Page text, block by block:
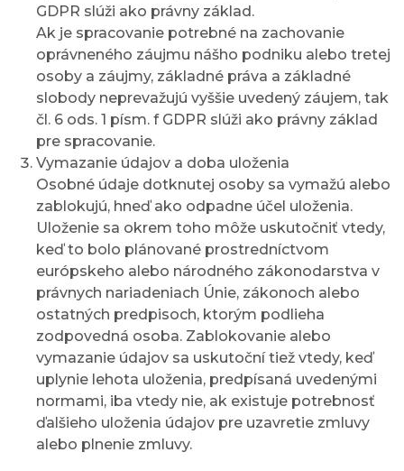
GDPR slúži ako právny základ.
Ak je spracovanie potrebné na zachovanie
oprávneného záujmu nášho podniku alebo tretej
osoby a záujmy, základné práva a základné
slobody neprevažujú vyššie uvedený záujem, tak
čl. 6 ods. 1 písm. f GDPR slúži ako právny základ
pre spracovanie.
Vymazanie údajov a doba uloženia
Osobné údaje dotknutej osoby sa vymažú alebo
zablokujú, hneď ako odpadne účel uloženia.
Uloženie sa okrem toho môže uskutočniť vtedy,
keď to bolo plánované prostredníctvom
európskeho alebo národného zákonodarstva v
právnych nariadeniach Únie, zákonoch alebo
ostatných predpisoch, ktorým podlieha
zodpovedná osoba. Zablokovanie alebo
vymazanie údajov sa uskutoční tiež vtedy, keď
uplynie lehota uloženia, predpísaná uvedenými
normami, iba vtedy nie, ak existuje potrebnosť
ďalšieho uloženia údajov pre uzavretie zmluvy
alebo plnenie zmluvy.